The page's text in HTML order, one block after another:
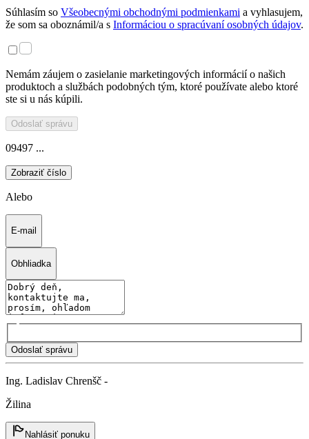
Súhlasím so Všeobecnými obchodnými podmienkami a vyhlasujem,
že som sa oboznámil/a s Informáciou o spracúvaní osobných údajov.
Nemám záujem o zasielanie marketingových informácií o našich
produktoch a službách podobných tým, ktoré používate alebo ktoré
ste si u nás kúpili.
Odoslať správu
09497 ...
Zobraziť číslo
Alebo
E-mail
Obhliadka
Odoslať správu
Ing. Ladislav Chrenšč -
Žilina
Nahlásiť ponuku